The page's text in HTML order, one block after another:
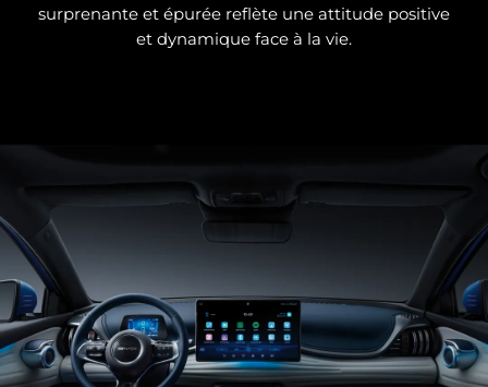
surprenante et épurée reflète une attitude positive
et dynamique face à la vie.